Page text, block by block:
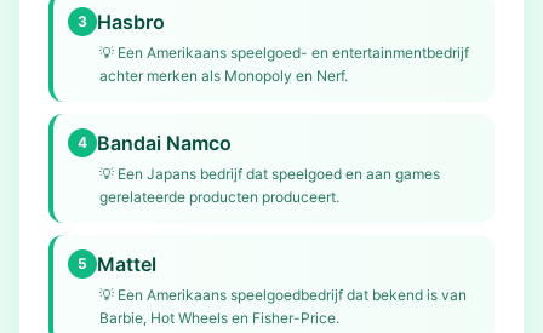
3 Hasbro
💡 Een Amerikaans speelgoed- en entertainmentbedrijf
achter merken als Monopoly en Nerf.
4 Bandai Namco
💡 Een Japans bedrijf dat speelgoed en aan games
gerelateerde producten produceert.
5 Mattel
💡 Een Amerikaans speelgoedbedrijf dat bekend is van
Barbie, Hot Wheels en Fisher-Price.